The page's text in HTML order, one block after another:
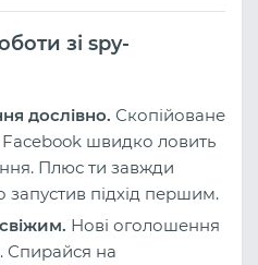
зі spy-
дослівно. Скопійоване
швидко ловить
Плюс ти завжди
запустив підхід першим.
Нові оголошення
Спирайся на